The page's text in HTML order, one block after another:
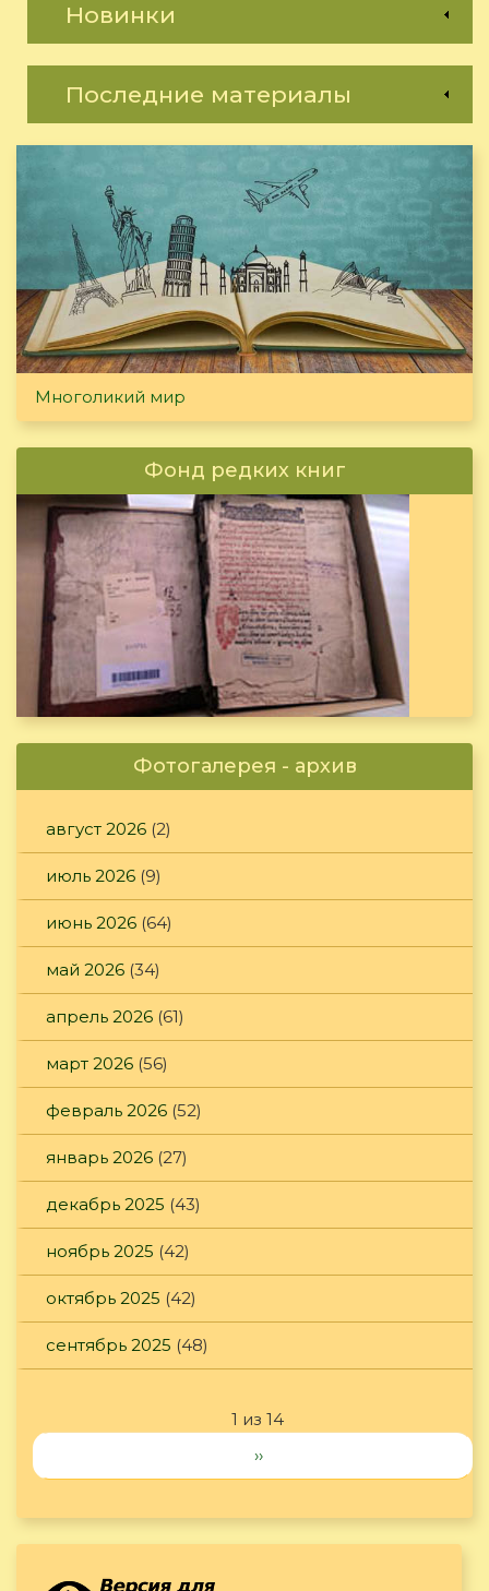
Новинки
Последние материалы
Многоликий мир
Фонд редких книг
Фотогалерея - архив
август 2026 (2)
июль 2026 (9)
июнь 2026 (64)
май 2026 (34)
апрель 2026 (61)
март 2026 (56)
февраль 2026 (52)
январь 2026 (27)
декабрь 2025 (43)
ноябрь 2025 (42)
октябрь 2025 (42)
сентябрь 2025 (48)
1 из 14
››